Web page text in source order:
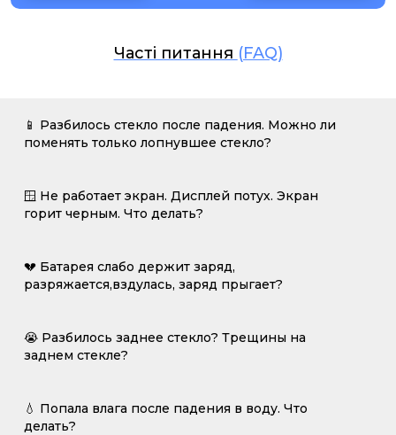
Часті питання (FAQ)
📱 Разбилось стекло после падения. Можно ли
поменять только лопнувшее стекло?
🪟 Не работает экран. Дисплей потух. Экран
горит черным. Что делать?
💔 Батарея слабо держит заряд,
разряжается,вздулась, заряд прыгает?
😭 Разбилось заднее стекло? Трещины на
заднем стекле?
💧 Попала влага после падения в воду. Что
делать?